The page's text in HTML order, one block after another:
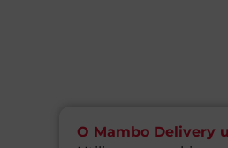
O Mambo Delivery